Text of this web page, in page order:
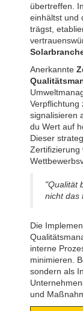
übertreffen.
einhältst und
trägst,
Anerkannte
Verpflichtung
signalisieren
du Wert auf
Dieser
Zertifizierung
"Qualität
nicht das
Die
interne
minimieren.
sondern als
und